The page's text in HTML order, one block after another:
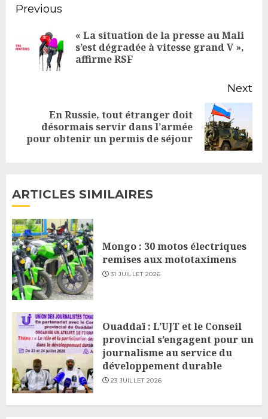
Continue
Reading
Previous
« La situation de la presse au Mali
s’est dégradée à vitesse grand V »,
affirme RSF
Next
post:
En Russie, tout étranger doit
désormais servir dans l’armée
pour obtenir un permis de séjour
ARTICLES SIMILAIRES
Mongo : 30 motos électriques
remises aux mototaximens
31 JUILLET 2026
Ouaddaï : L’UJT et le Conseil
provincial s’engagent pour un
journalisme au service du
développement durable
23 JUILLET 2026